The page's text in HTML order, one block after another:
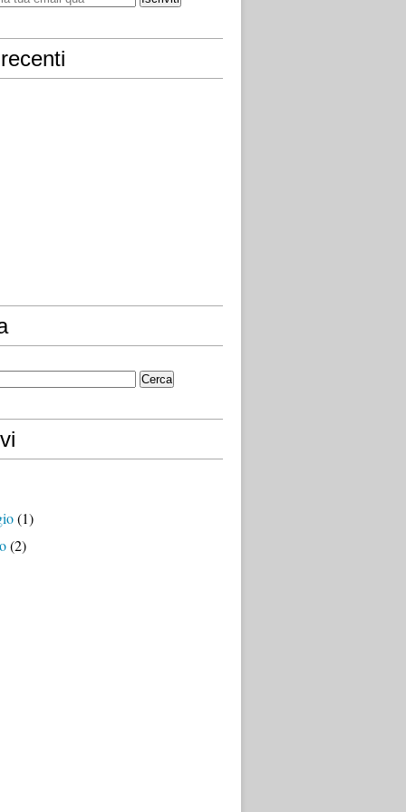
(1)
(2)